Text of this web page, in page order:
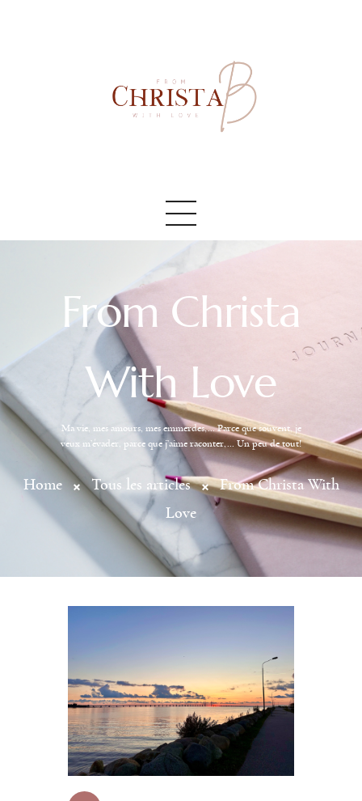
From Christa
With Love
Ma vie, mes amours, mes emmerdes,… Parce que souvent, je
veux m’évader, parce que j’aime raconter,… Un peu de tout!
Home Tous les articles
From Christa With
Love
Accueil